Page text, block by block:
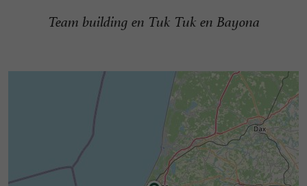
Team building en Tuk Tuk en Bayona